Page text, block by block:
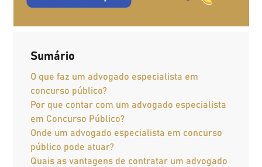
Sumário
O que faz um advogado especialista em
concurso público?
Por que contar com um advogado especialista
em Concurso Público?
Onde um advogado especialista em concurso
público pode atuar?
Quais as vantagens de contratar um advogado